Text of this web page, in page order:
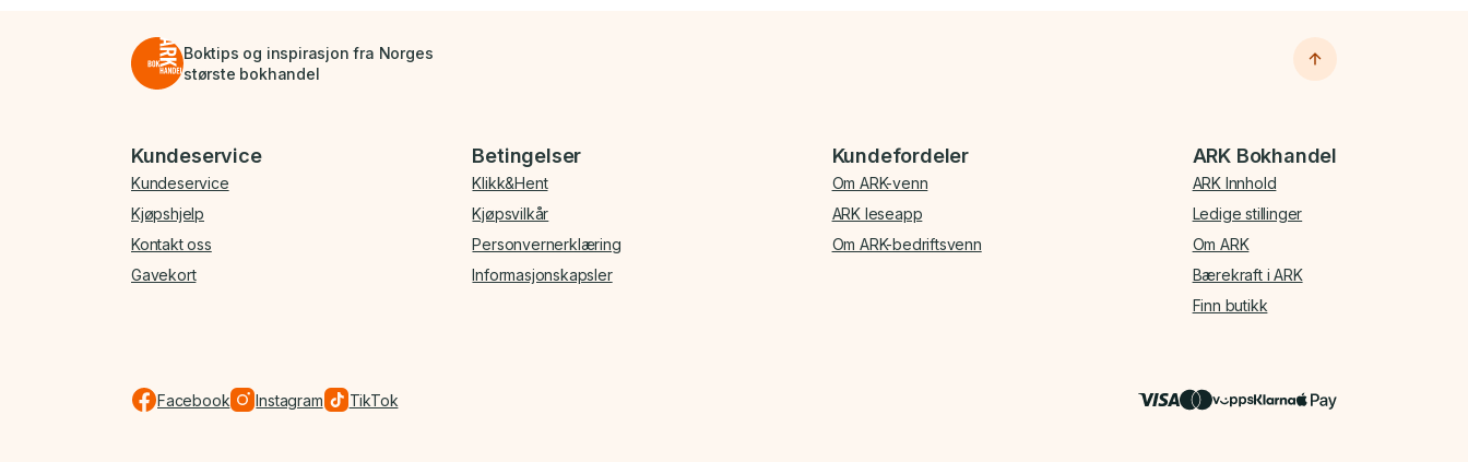
Boktips og inspirasjon fra Norges
største bokhandel
Bunnmeny
Kundeservice
Kundeservice
Kjøpshjelp
Kontakt oss
Gavekort
Betingelser
Klikk&Hent
Kjøpsvilkår
Personvernerklæring
Informasjonskapsler
Kundefordeler
Om ARK-venn
ARK leseapp
Om ARK-bedriftsvenn
ARK Bokhandel
ARK Innhold
Ledige stillinger
Om ARK
Bærekraft i ARK
Finn butikk
Facebook Instagram TikTok